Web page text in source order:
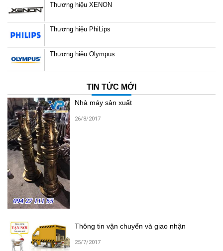
Thương hiệu XENON
Thương hiệu PhiLips
Thương hiệu Olympus
TIN TỨC MỚI
Nhà máy sản xuất
26/8/2017
Thông tin vận chuyển và giao nhận
25/7/2017